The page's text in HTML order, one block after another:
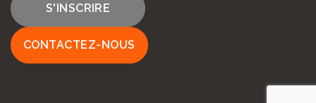
S'INSCRIRE
CONTACTEZ-NOUS